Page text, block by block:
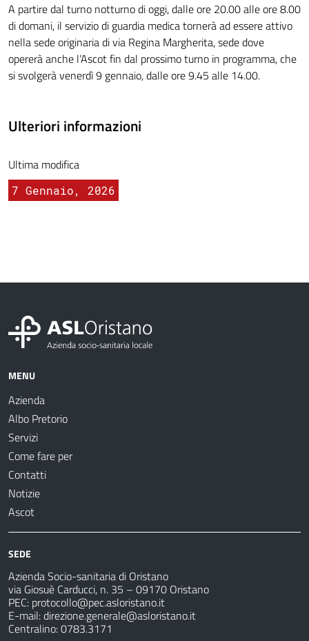
A partire dal turno notturno di oggi, dalle ore 20.00 alle ore 8.00
di domani, il servizio di guardia medica tornerà ad essere attivo
nella sede originaria di via Regina Margherita, sede dove
opererà anche l’Ascot fin dal prossimo turno in programma, che
si svolgerà venerdì 9 gennaio, dalle ore 9.45 alle 14.00.
Ulteriori informazioni
Ultima modifica
7 Gennaio, 2026
MENU
Azienda
Albo Pretorio
Servizi
Come fare per
Contatti
Notizie
Ascot
SEDE
Azienda Socio-sanitaria di Oristano
via Giosuè Carducci, n. 35 – 09170 Oristano
PEC: protocollo@pec.asloristano.it
E-mail:direzione.generale@asloristano.it
Centralino: 0783.3171